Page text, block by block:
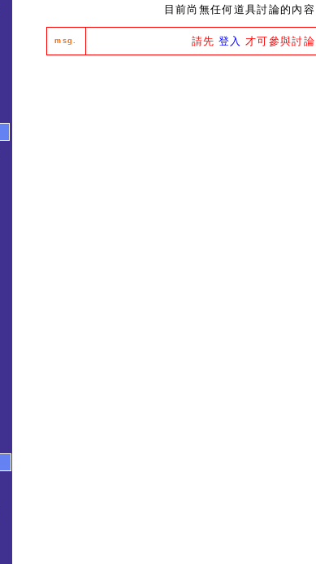
目前尚無任何道具討論的內容
msg. 請先 登入 才可參與討論